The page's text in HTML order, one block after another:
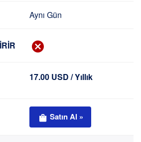
Aynı Gün
17.00 USD / Yıllık
Satın Al »